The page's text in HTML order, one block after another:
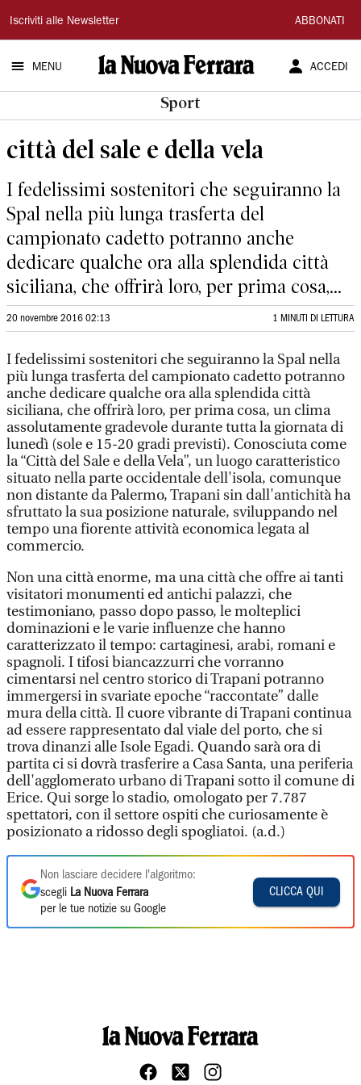
La
Nuova
Ferrara
Iscriviti alle Newsletter ABBONATI
MENU ACCEDI
Sport
città del sale e della vela
I fedelissimi sostenitori che seguiranno la
Spal nella più lunga trasferta del
campionato cadetto potranno anche
dedicare qualche ora alla splendida città
siciliana, che offrirà loro, per prima cosa,...
20 novembre 2016 02:13 1 MINUTI DI LETTURA
I fedelissimi sostenitori che seguiranno la Spal nella
più lunga trasferta del campionato cadetto potranno
anche dedicare qualche ora alla splendida città
siciliana, che offrirà loro, per prima cosa, un clima
assolutamente gradevole durante tutta la giornata di
lunedì (sole e 15-20 gradi previsti). Conosciuta come
la “Città del Sale e della Vela”, un luogo caratteristico
situato nella parte occidentale dell'isola, comunque
non distante da Palermo, Trapani sin dall'antichità ha
sfruttato la sua posizione naturale, sviluppando nel
tempo una fiorente attività economica legata al
commercio.
Non una città enorme, ma una città che offre ai tanti
visitatori monumenti ed antichi palazzi, che
testimoniano, passo dopo passo, le molteplici
dominazioni e le varie influenze che hanno
caratterizzato il tempo: cartaginesi, arabi, romani e
spagnoli. I tifosi biancazzurri che vorranno
cimentarsi nel centro storico di Trapani potranno
immergersi in svariate epoche “raccontate” dalle
mura della città. Il cuore vibrante di Trapani continua
ad essere rappresentato dal viale del porto, che si
trova dinanzi alle Isole Egadi. Quando sarà ora di
partita ci si dovrà trasferire a Casa Santa, una periferia
dell'agglomerato urbano di Trapani sotto il comune di
Erice. Qui sorge lo stadio, omologato per 7.787
spettatori, con il settore ospiti che curiosamente è
posizionato a ridosso degli spogliatoi. (a.d.)
Non lasciare decidere l'algoritmo:
scegli La Nuova Ferrara
per le tue notizie su Google
CLICCA QUI